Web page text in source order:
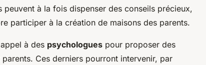
à la fois dispenser des conseils précieux,
participer à la création de maisons des parents.
à des psychologues pour proposer des
Ces derniers pourront intervenir, par